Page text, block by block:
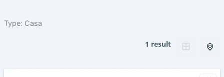
Type: Casa
1 result